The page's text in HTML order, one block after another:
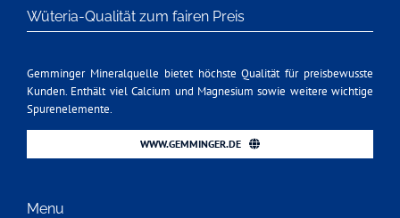
Wüteria-Qualität zum fairen Preis
Gemminger Mineralquelle bietet höchste Qualität für preisbewusste
Kunden. Enthält viel Calcium und Magnesium sowie weitere wichtige
Spurenelemente.
WWW.GEMMINGER.DE
Menu